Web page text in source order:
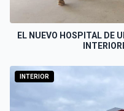
EL NUEVO HOSPITAL DE
INTERIOR